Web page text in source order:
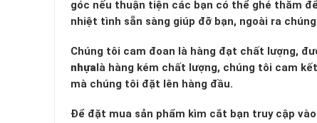
góc nếu thuận tiện các bạn có thể ghé thăm
nhiệt tình sẵn sàng giúp đỡ bạn, ngoài ra
Chúng tôi cam đoan là hàng đạt chất lượng,
nhựalà hàng kém chất lượng, chúng tôi cam
mà chúng tôi đặt lên hàng đầu.
Để đặt mua sản phẩm kìm cắt bạn truy cập